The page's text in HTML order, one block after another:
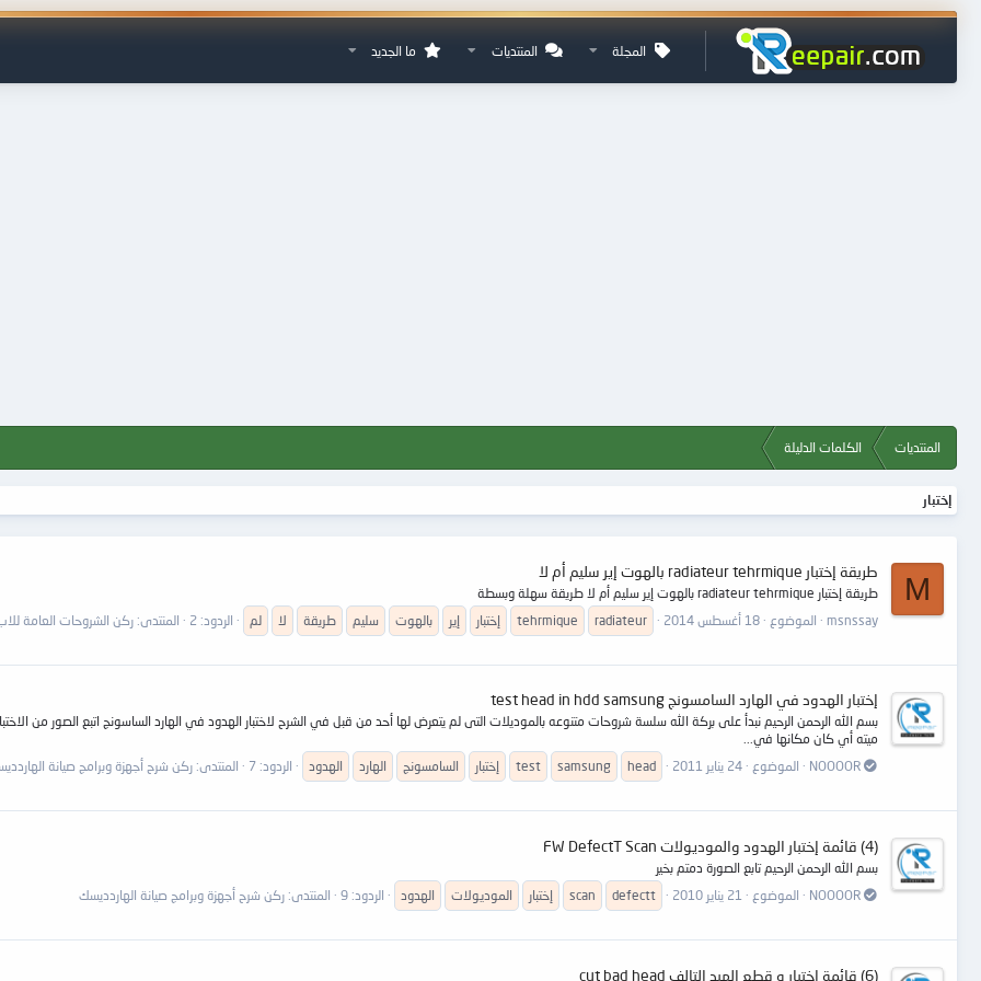
المجلة المنتديات ما الجديد
المنتديات الكلمات الدليلة
إختبار
M
طريقة إختبار radiateur tehrmique بالهوت إير سليم أم لا
طريقة إختبار radiateur tehrmique بالهوت إير سليم أم لا طريقة سهلة وبسطة
msnssay
الموضوع 18 أغسطس 2014 radiateur
tehrmique إختبار إير بالهوت سليم طريقة لا لم الردود: 2 المنتدى: ركن الشروحات العامة
إختبار الهدود في الهارد السامسونج test head in hdd samsung
بسم الله الرحمن الرحيم نبدأ على بركة الله سلسة شروحات متنوعه بالموديلات التى لم يتعرض لها أحد من قبل في الشرح لاختبار الهدود في الهارد الساسونج اتبع الصور من
ميته أي كان مكانها في...
NOOOOR
الموضوع 24 يناير 2011 head
samsung
test إختبار السامسونج الهارد الهدود الردود: 7 المنتدى: ركن شرح أجهزة وبرامج صيانة
(4) قائمة إختبار الهدود والموديولات FW DefectT Scan
بسم الله الرحمن الرحيم تابع الصورة دمتم بخير
NOOOOR
الموضوع 21 يناير 2010 defectt
scan إختبار الموديولات الهدود الردود: 9 المنتدى: ركن شرح أجهزة وبرامج صيانة الهاردديسك
(6) قائمة إختبار و قطع الهيد التالف cut bad head